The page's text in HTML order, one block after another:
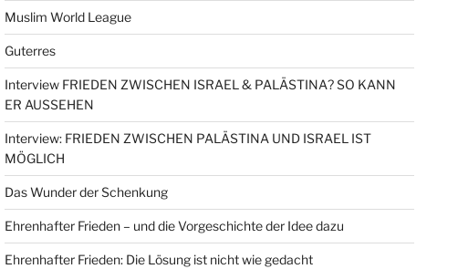
Muslim World League
Guterres
Interview FRIEDEN ZWISCHEN ISRAEL & PALÄSTINA? SO KANN
ER AUSSEHEN
Interview: FRIEDEN ZWISCHEN PALÄSTINA UND ISRAEL IST
MÖGLICH
Das Wunder der Schenkung
Ehrenhafter Frieden – und die Vorgeschichte der Idee dazu
Ehrenhafter Frieden: Die Lösung ist nicht wie gedacht